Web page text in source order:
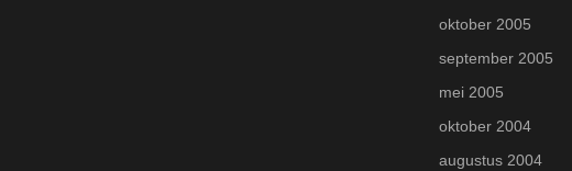
oktober 2005
september 2005
mei 2005
oktober 2004
augustus 2004